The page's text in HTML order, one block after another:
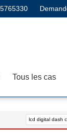
Tous les cas